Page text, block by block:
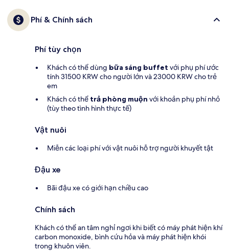
Phí & Chính sách
Phí tùy chọn
Khách có thể dùng bữa sáng buffet với phụ phí ước
tính 31500 KRW cho người lớn và 23000 KRW cho trẻ
em
Khách có thể trả phòng muộn với khoản phụ phí nhỏ
(tùy theo tình hình thực tế)
Vật nuôi
Miễn các loại phí với vật nuôi hỗ trợ người khuyết tật
Đậu xe
Bãi đậu xe có giới hạn chiều cao
Chính sách
Khách có thể an tâm nghỉ ngơi khi biết có máy phát hiện khí
carbon monoxide, bình cứu hỏa và máy phát hiện khói
trong khuôn viên.